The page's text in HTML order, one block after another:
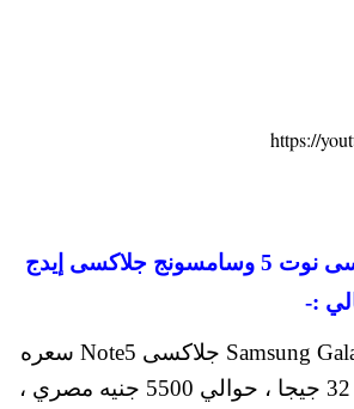
https://
اما عن سعر جلاكسى نوت 5 وسامسونج جلاكسى إيدج
موبايل Samsung Galaxy Note 5 جلاكسى Note5 سعره
700 دولار للنسخة 32 جيجا ، حوالي 5500 جنيه مصري ،